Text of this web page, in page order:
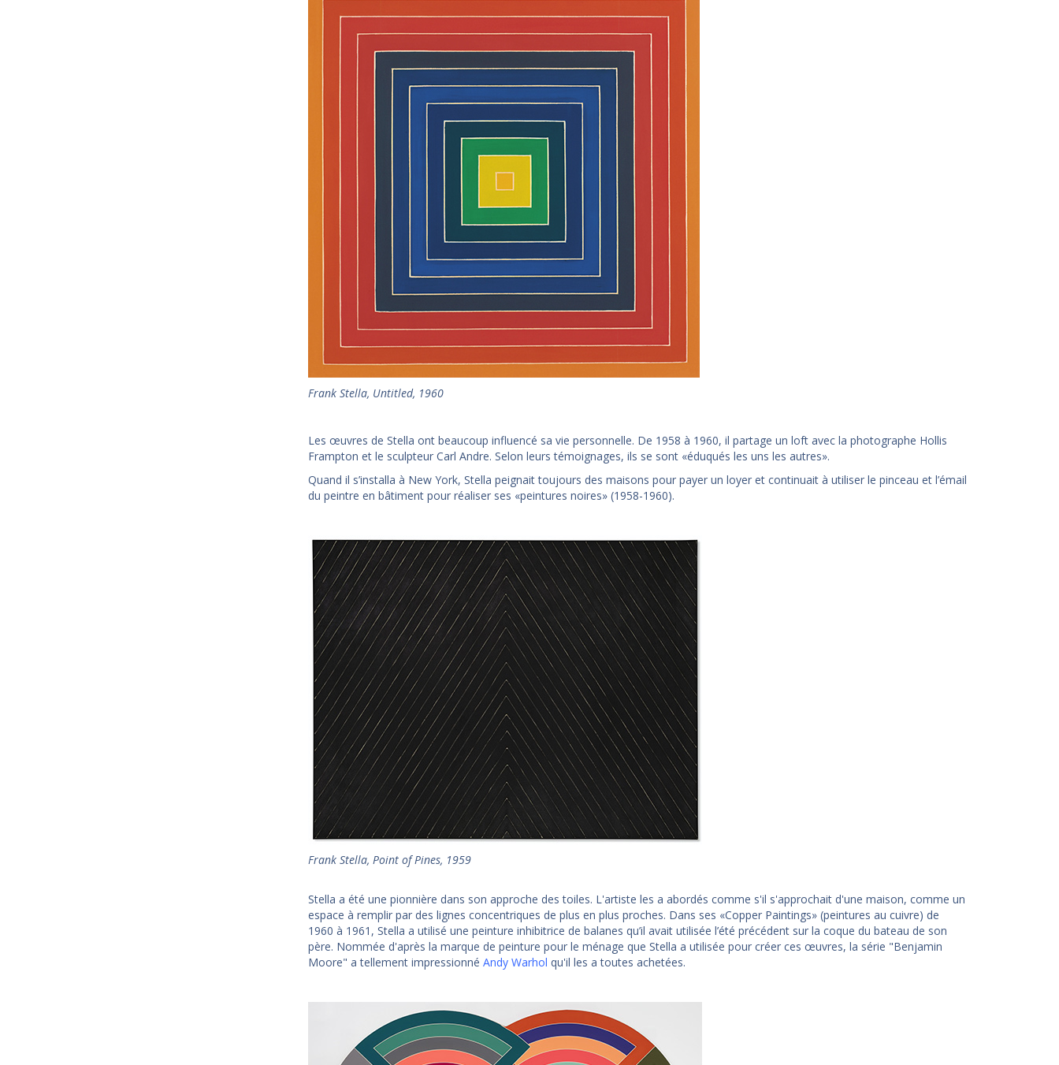
Frank Stella, Untitled, 1960
Les œuvres de Stella ont beaucoup influencé sa vie personnelle. De 1958 à 1960, il partage un loft avec la photographe Hollis
Frampton et le sculpteur Carl Andre. Selon leurs témoignages, ils se sont «éduqués les uns les autres».
Quand il s’installa à New York, Stella peignait toujours des maisons pour payer un loyer et continuait à utiliser le pinceau et l’émail
du peintre en bâtiment pour réaliser ses «peintures noires» (1958-1960).
Frank Stella, Point of Pines, 1959
Stella a été une pionnière dans son approche des toiles. L'artiste les a abordés comme s'il s'approchait d'une maison, comme un
espace à remplir par des lignes concentriques de plus en plus proches. Dans ses «Copper Paintings» (peintures au cuivre) de
1960 à 1961, Stella a utilisé une peinture inhibitrice de balanes qu’il avait utilisée l’été précédent sur la coque du bateau de son
père. Nommée d'après la marque de peinture pour le ménage que Stella a utilisée pour créer ces œuvres, la série "Benjamin
Moore" a tellement impressionné Andy Warhol qu'il les a toutes achetées.